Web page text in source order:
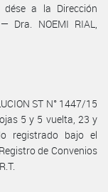
dése a la Dirección
Dra. NOEMI RIAL,
ST N° 1447/15
5 y 5 vuelta, 23 y
registrado bajo el
de Convenios